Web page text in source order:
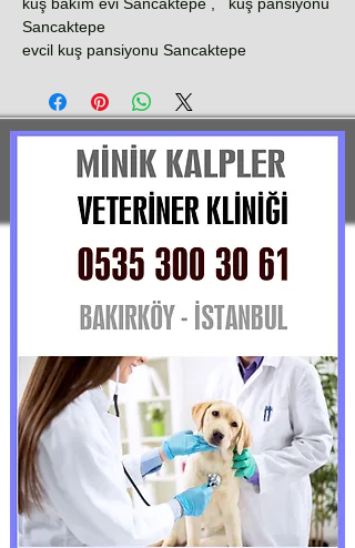
Sancaktepe
evcil kuş pansiyonu Sancaktepe